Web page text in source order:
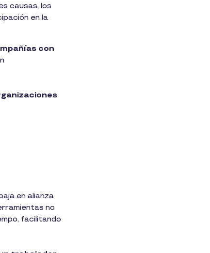
causas, los
en la
con
en alianza
no
facilitando